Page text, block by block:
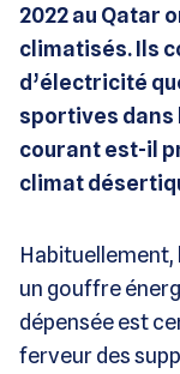
2022 au Qatar
climatisés. Ils
d’électricité
sportives dans
courant est-il
climat
Habituellement,
un gouffre
dépensée est
ferveur des